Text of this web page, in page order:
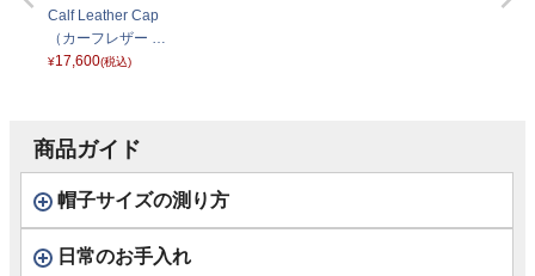
Calf Leather Cap
（カーフレザー キ
ャップ） BN148
¥17,600(税込)
商品ガイド
帽子サイズの測り方
日常のお手入れ